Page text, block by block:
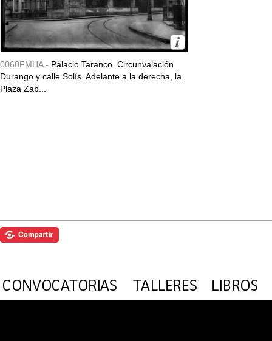
0060FMHA - Palacio Taranco. Circunvalación
Durango y calle Solís. Adelante a la derecha, la
Plaza Zab...